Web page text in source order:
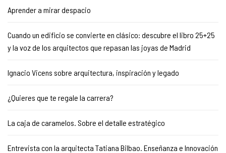
Aprender a mirar despacio
Cuando un edificio se convierte en clásico: descubre el libro 25+25
y la voz de los arquitectos que repasan las joyas de Madrid
Ignacio Vicens sobre arquitectura, inspiración y legado
¿Quieres que te regale la carrera?
La caja de caramelos. Sobre el detalle estratégico
Entrevista con la arquitecta Tatiana Bilbao. Enseñanza e Innovación